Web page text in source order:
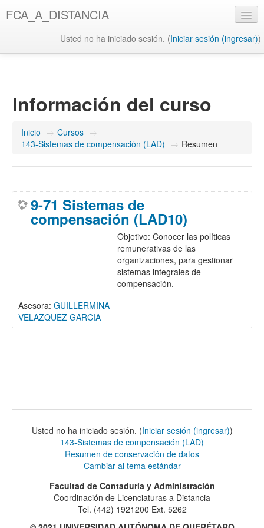
al
FCA_A_DISTANCIA
Usted no ha iniciado sesión. (Iniciar sesión (ingresar))
Biblioteca UAQ
FCA
Información del curso
Inicio → Cursos →
143-Sistemas de compensación (LAD) → Resumen
9-71 Sistemas de
compensación (LAD10)
Objetivo: Conocer las políticas
remunerativas de las
organizaciones, para gestionar
sistemas integrales de
compensación.
Asesora: GUILLERMINA
VELAZQUEZ GARCIA
Usted no ha iniciado sesión. (Iniciar sesión (ingresar))
143-Sistemas de compensación (LAD)
Resumen de conservación de datos
Cambiar al tema estándar
Facultad de Contaduría y Administración
Coordinación de Licenciaturas a Distancia
Tel. (442) 1921200 Ext. 5262